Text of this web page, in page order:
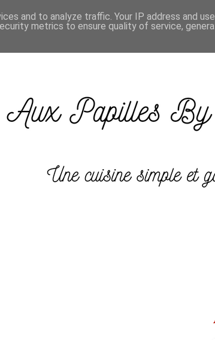
and to analyze traffic. Your IP address and
metrics to ensure quality of service,